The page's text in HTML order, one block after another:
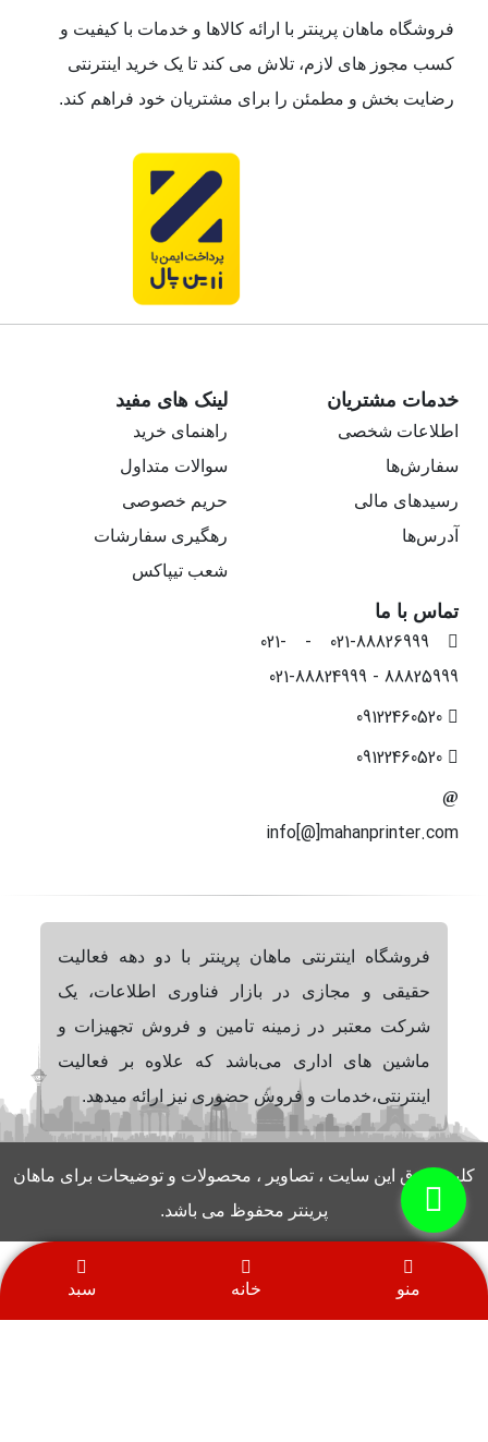
فروشگاه ماهان پرینتر با ارائه کالاها و خدمات با کیفیت و
کسب مجوز های لازم، تلاش می کند تا یک خرید اینترنتی
رضایت بخش و مطمئن را برای مشتریان خود فراهم کند.
خدمات مشتریان
اطلاعات شخصی
سفارش‌ها
رسیدهای مالی
آدرس‌ها
لینک های مفید
راهنمای خرید
سوالات متداول
حریم خصوصی
رهگیری سفارشات
شعب تیپاکس
تماس با ما
021-88826999 - 021-
88825999 - 021-88824999
info[@]mahanprinter.com
فروشگاه اینترنتی ماهان پرینتر با دو دهه فعالیت
حقیقی و مجازی در بازار فناوری اطلاعات، یک
شرکت معتبر در زمینه تامین و فروش تجهیزات و
ماشین های اداری می‌باشد که علاوه بر فعالیت
اینترنتی،خدمات و فروش حضوری نیز ارائه میدهد.
کلیه حقوق این سایت ، تصاویر ، محصولات و توضیحات برای ماهان
پرینتر محفوظ می باشد.
منو خانه سبد